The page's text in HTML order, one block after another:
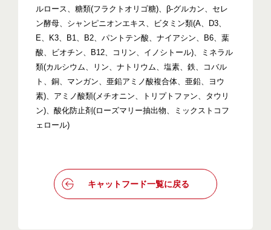
ルロース、糖類(フラクトオリゴ糖)、β-グルカン、セレ
ン酵母、シャンピニオンエキス、ビタミン類(A、D3、
E、K3、B1、B2、パントテン酸、ナイアシン、B6、葉
酸、ビオチン、B12、コリン、イノシトール)、ミネラル
類(カルシウム、リン、ナトリウム、塩素、鉄、コバル
ト、銅、マンガン、亜鉛アミノ酸複合体、亜鉛、ヨウ
素)、アミノ酸類(メチオニン、トリプトファン、タウリ
ン)、酸化防止剤(ローズマリー抽出物、ミックストコフ
ェロール)
キャットフード一覧に戻る